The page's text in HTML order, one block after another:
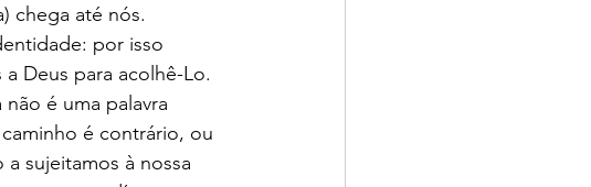
chega até nós.
por isso
Deus para acolhê-Lo.
é uma palavra
é contrário, ou
sujeitamos à nossa